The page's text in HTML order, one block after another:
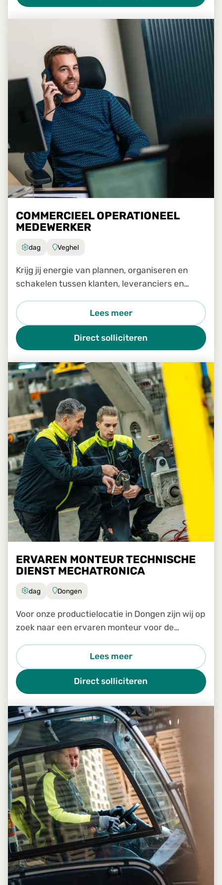
COMMERCIEEL OPERATIONEEL
MEDEWERKER
dag Veghel
Krijg jij energie van plannen, organiseren en
schakelen tussen klanten, leveranciers en
Lees meer
Direct solliciteren
ERVAREN MONTEUR TECHNISCHE
DIENST MECHATRONICA
dag Dongen
Voor onze productielocatie in Dongen zijn wij op
zoek naar een ervaren monteur voor de
Lees meer
Direct solliciteren